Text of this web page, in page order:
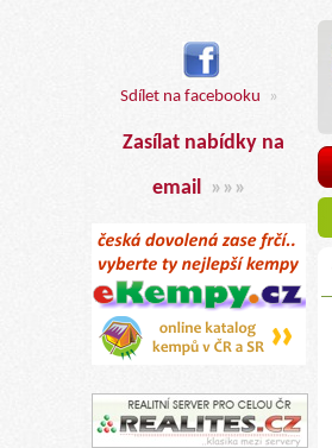
Sdílet na facebooku »
Zasílat nabídky na
email »»»